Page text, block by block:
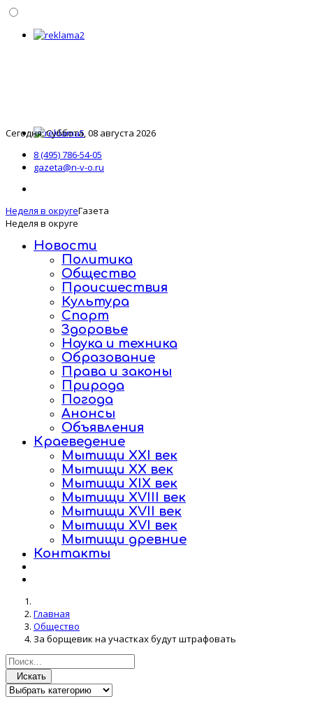
Сегодня: Суббота, 08 августа 2026
8 (495) 786-54-05
gazeta@n-v-o.ru
Неделя в округеГазета
Неделя в округе
Новости
Политика
Общество
Происшествия
Культура
Спорт
Здоровье
Наука и техника
Образование
Права и законы
Природа
Погода
Анонсы
Объявления
Краеведение
Мытищи XXI век
Мытищи XX век
Мытищи XIX век
Мытищи XVIII век
Мытищи XVII век
Мытищи XVI век
Мытищи древние
Контакты
Главная
Общество
За борщевик на участках будут штрафовать
Искать